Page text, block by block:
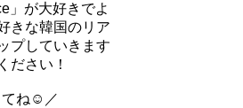
」が大好きでよ
きな韓国のリア
プしていきます
ださい！
てね☺／